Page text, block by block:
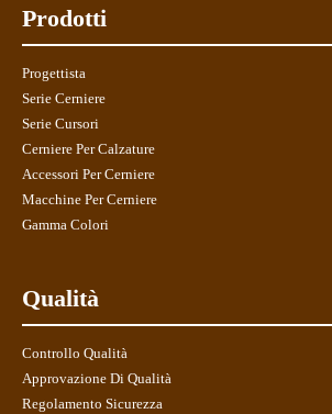
Prodotti
Progettista
Serie Cerniere
Serie Cursori
Cerniere Per Calzature
Accessori Per Cerniere
Macchine Per Cerniere
Gamma Colori
Qualità
Controllo Qualità
Approvazione Di Qualità
Regolamento Sicurezza